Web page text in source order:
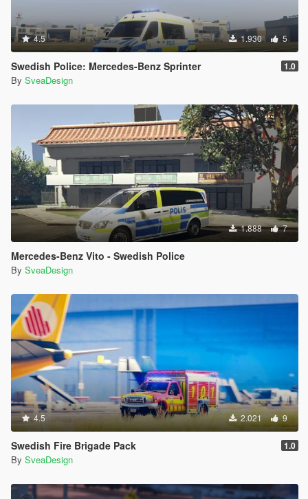
4.5 1.930 5
Swedish Police: Mercedes-Benz Sprinter 1.0
By SveaDesign
1.888 7
Mercedes-Benz Vito - Swedish Police
By SveaDesign
4.5 2.021 9
Swedish Fire Brigade Pack 1.0
By SveaDesign